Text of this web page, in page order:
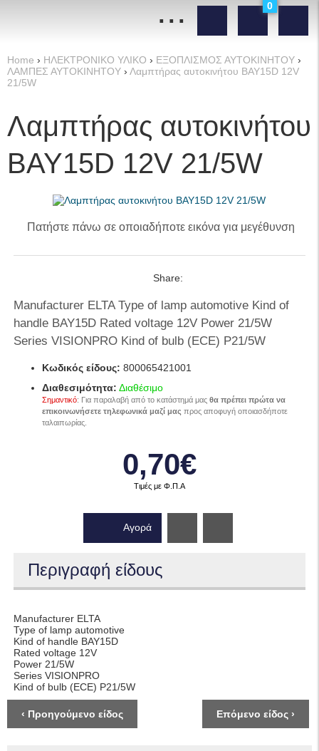
0
...
Home › ΗΛΕΚΤΡΟΝΙΚΟ ΥΛΙΚΟ › ΕΞΟΠΛΙΣΜΟΣ ΑΥΤΟΚΙΝΗΤΟΥ ›
ΛΑΜΠΕΣ ΑΥΤΟΚΙΝΗΤΟΥ › Λαμπτήρας αυτοκινήτου BAY15D 12V
21/5W
Λαμπτήρας αυτοκινήτου
BAY15D 12V 21/5W
Πατήστε πάνω σε οποιαδήποτε εικόνα για μεγέθυνση
Share:
Manufacturer ELTA Type of lamp automotive Kind of
handle BAY15D Rated voltage 12V Power 21/5W
Series VISIONPRO Kind of bulb (ECE) P21/5W
Κωδικός είδους: 800065421001
Διαθεσιμότητα: Διαθέσιμο
Σημαντικό: Για παραλαβή από το κατάστημά μας θα πρέπει πρώτα να
επικοινωνήσετε τηλεφωνικά μαζί μας προς αποφυγή οποιασδήποτε
ταλαιπωρίας.
0,70€
Τιμές με Φ.Π.Α
Αγορά
Περιγραφή είδους
Manufacturer ELTA
Type of lamp automotive
Kind of handle BAY15D
Rated voltage 12V
Power 21/5W
Series VISIONPRO
Kind of bulb (ECE) P21/5W
‹ Προηγούμενο είδος Επόμενο είδος ›